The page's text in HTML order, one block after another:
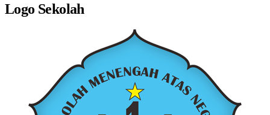
Logo Sekolah